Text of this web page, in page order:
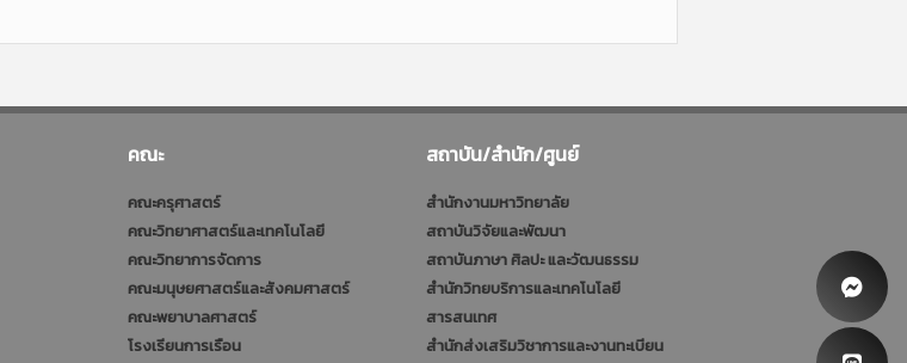
คณะ
คณะครุศาสตร์
คณะวิทยาศาสตร์และเทคโนโลยี
คณะวิทยาการจัดการ
คณะมนุษยศาสตร์และสังคมศาสตร์
คณะพยาบาลศาสตร์
โรงเรียนการเรือน
สถาบัน/สำนัก/ศูนย์
สำนักงานมหาวิทยาลัย
สถาบันวิจัยและพัฒนา
สถาบันภาษา ศิลปะ และวัฒนธรรม
สำนักวิทยบริการและเทคโนโลยี
สารสนเทศ
สำนักส่งเสริมวิชาการและงานทะเบียน